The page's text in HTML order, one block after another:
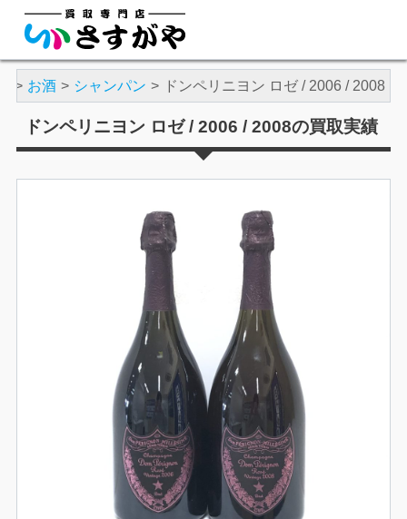
お酒 シャンパン ドンペリニヨン ロゼ / 2006 / 2008
ドンペリニヨン ロゼ / 2006 / 2008の買取実績